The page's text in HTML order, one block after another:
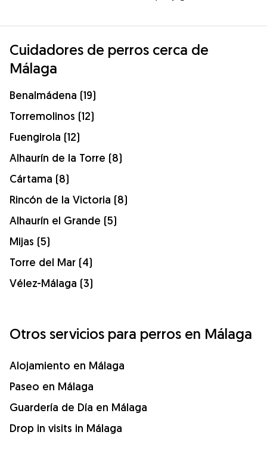
Cuidadores de perros cerca de
Málaga
Benalmádena (19)
Torremolinos (12)
Fuengirola (12)
Alhaurín de la Torre (8)
Cártama (8)
Rincón de la Victoria (8)
Alhaurín el Grande (5)
Mijas (5)
Torre del Mar (4)
Vélez-Málaga (3)
Otros servicios para perros en Málaga
Alojamiento en Málaga
Paseo en Málaga
Guardería de Día en Málaga
Drop in visits in Málaga